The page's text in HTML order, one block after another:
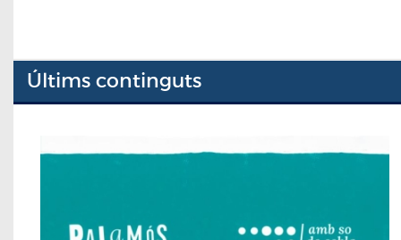
Últims continguts